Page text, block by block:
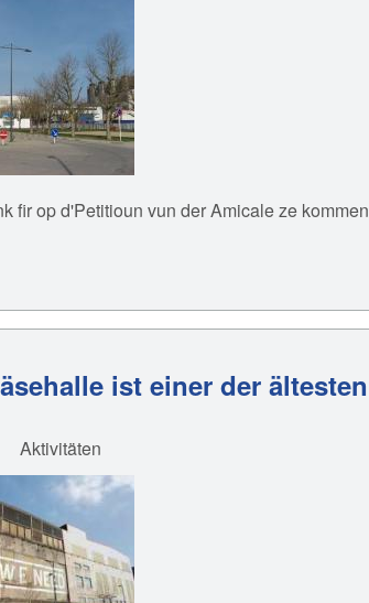
fir op d'Petitioun vun der Amicale ze
ist einer der
Aktivitäten